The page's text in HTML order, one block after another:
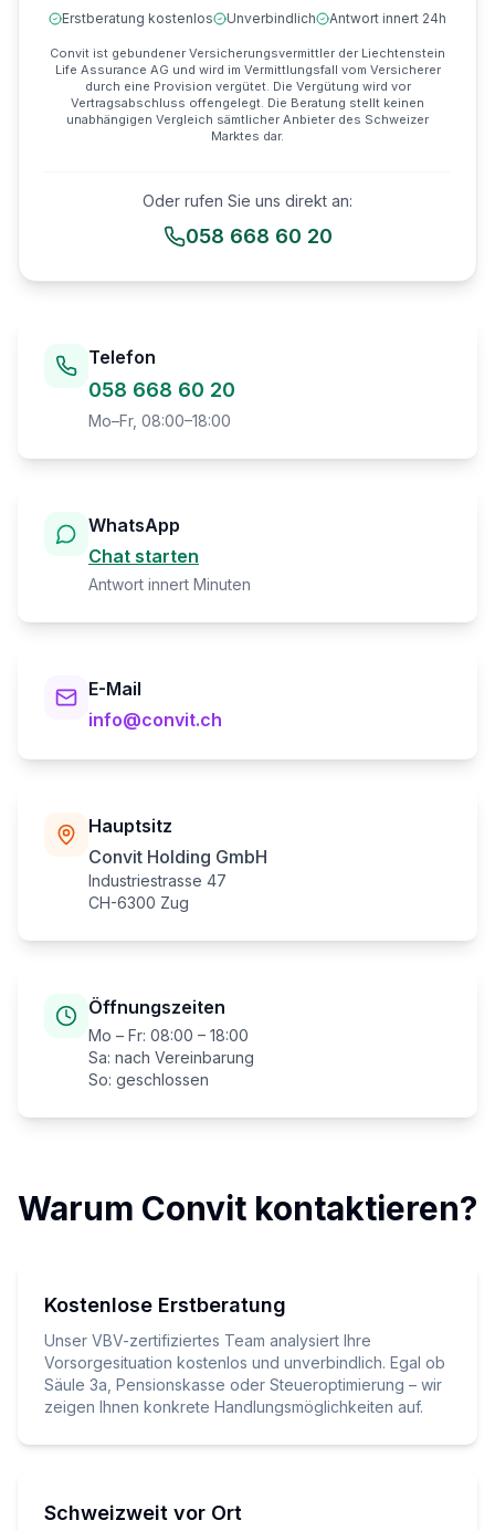
Erstberatung kostenlos Unverbindlich Antwort innert 24h
Convit ist gebundener Versicherungsvermittler der Liechtenstein
Life Assurance AG und wird im Vermittlungsfall vom Versicherer
durch eine Provision vergütet. Die Vergütung wird vor
Vertragsabschluss offengelegt. Die Beratung stellt keinen
unabhängigen Vergleich sämtlicher Anbieter des Schweizer
Marktes dar.
Oder rufen Sie uns direkt an:
058 668 60 20
Telefon
058 668 60 20
Mo–Fr, 08:00–18:00
WhatsApp
Chat starten
Antwort innert Minuten
E-Mail
info@convit.ch
Hauptsitz
Convit Holding GmbH
Industriestrasse 47
CH-6300 Zug
Öffnungszeiten
Mo – Fr: 08:00 – 18:00
Sa: nach Vereinbarung
So: geschlossen
Warum Convit kontaktieren?
Kostenlose Erstberatung
Unser VBV-zertifiziertes Team analysiert Ihre
Vorsorgesituation kostenlos und unverbindlich. Egal ob
Säule 3a, Pensionskasse oder Steueroptimierung – wir
zeigen Ihnen konkrete Handlungsmöglichkeiten auf.
Schweizweit vor Ort